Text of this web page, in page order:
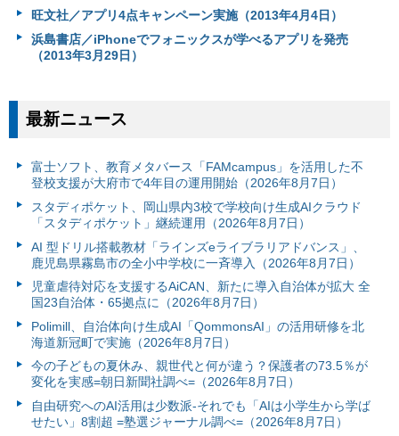
旺文社／アプリ4点キャンペーン実施（2013年4月4日）
浜島書店／iPhoneでフォニックスが学べるアプリを発売
（2013年3月29日）
最新ニュース
富⼠ソフト、教育メタバース「FAMcampus」を活用した不
登校支援が大府市で4年目の運用開始（2026年8月7日）
スタディポケット、岡山県内3校で学校向け生成AIクラウド
「スタディポケット」継続運用（2026年8月7日）
AI 型ドリル搭載教材「ラインズeライブラリアドバンス」、
鹿児島県霧島市の全小中学校に一斉導入（2026年8月7日）
児童虐待対応を支援するAiCAN、新たに導入自治体が拡大 全
国23自治体・65拠点に（2026年8月7日）
Polimill、自治体向け生成AI「QommonsAI」の活用研修を北
海道新冠町で実施（2026年8月7日）
今の子どもの夏休み、親世代と何が違う？保護者の73.5％が
変化を実感=朝日新聞社調べ=（2026年8月7日）
自由研究へのAI活用は少数派-それでも「AIは小学生から学ば
せたい」8割超 =塾選ジャーナル調べ=（2026年8月7日）